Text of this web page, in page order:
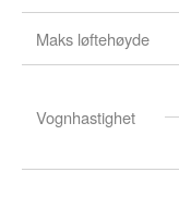
Maks løftehøyde
Vognhastighet